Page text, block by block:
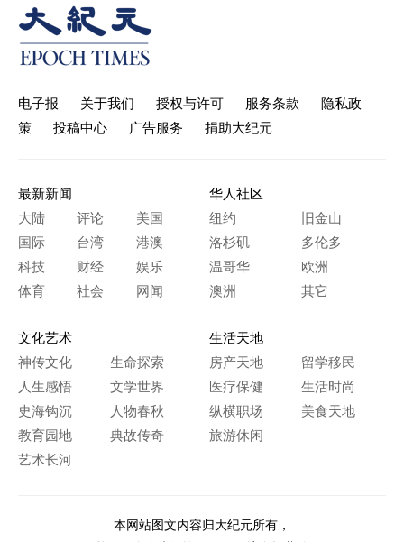
电子报 关于我们 授权与许可 服务条款
隐私政
策
投稿中心 广告服务 捐助大纪元
最新新闻
大陆
评论
美国
国际
台湾
港澳
科技
财经
娱乐
体育
社会 网闻
华人社区
纽约
旧金山
洛杉矶
多伦多
温哥华
欧洲
澳洲
其它
文化艺术
神传文化
生命探索
人生感悟
文学世界
史海钩沉
人物春秋
教育园地
典故传奇
艺术长河
生活天地
房产天地
留学移民
医疗保健
生活时尚
纵横职场
美食天地
旅游休闲
本网站图文内容归大纪元所有，